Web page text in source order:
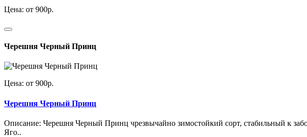
Цена: от 900р.
Черешня Черный Принц
Цена: от 900р.
Черешня Черный Принц
Описание: Черешня Черный Принц чрезвычайно зимостойкий сорт, стабильный к
Яго..